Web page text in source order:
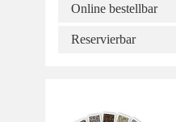
Online bestellbar
Reservierbar